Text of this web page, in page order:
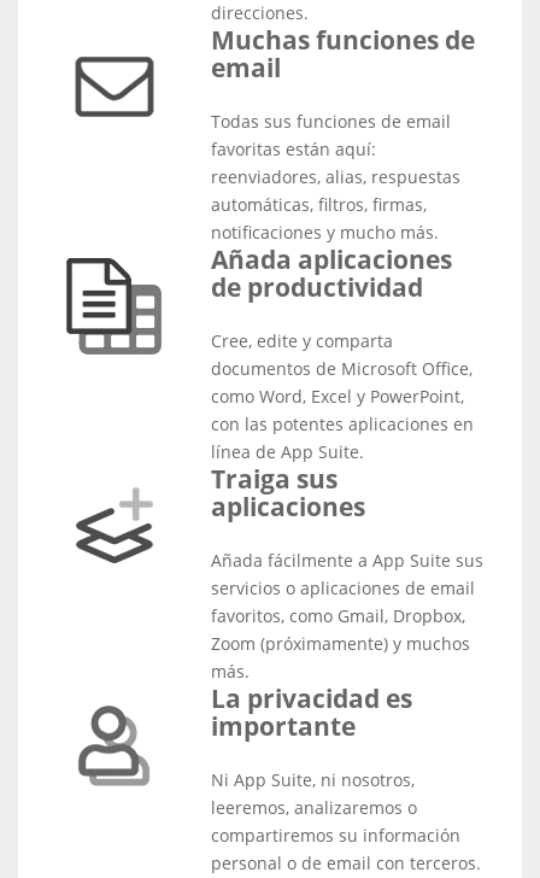
direcciones.
Muchas funciones de
email
Todas sus funciones de email
favoritas están aquí:
reenviadores, alias, respuestas
automáticas, filtros, firmas,
notificaciones y mucho más.
Añada aplicaciones
de productividad
Cree, edite y comparta
documentos de Microsoft Office,
como Word, Excel y PowerPoint,
con las potentes aplicaciones en
línea de App Suite.
Traiga sus
aplicaciones
Añada fácilmente a App Suite sus
servicios o aplicaciones de email
favoritos, como Gmail, Dropbox,
Zoom (próximamente) y muchos
más.
La privacidad es
importante
Ni App Suite, ni nosotros,
leeremos, analizaremos o
compartiremos su información
personal o de email con terceros.